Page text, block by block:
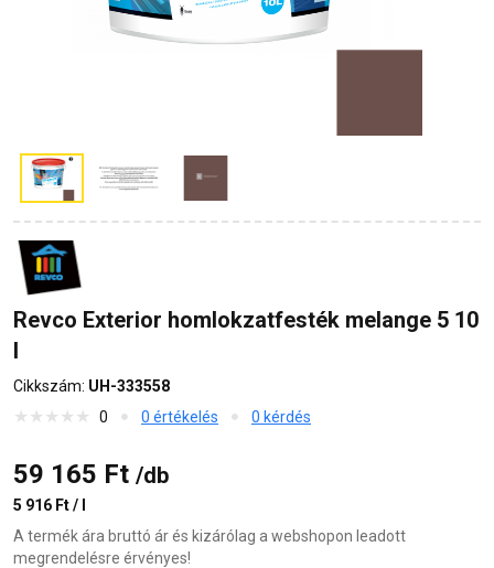
Revco Exterior homlokzatfesték melange 5 10
l
Cikkszám: UH-333558
0
0 értékelés 0 kérdés
59 165 Ft /db
5 916 Ft / l
A termék ára bruttó ár és kizárólag a webshopon leadott
megrendelésre érvényes!